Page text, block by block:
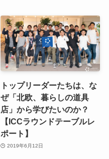
トップリーダーたちは、な
ぜ「北欧、暮らしの道具
店」から学びたいのか？
【ICCラウンドテーブルレ
ポート】
2019年6月12日